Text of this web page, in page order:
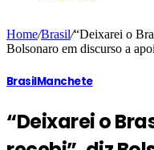
Home/Brasil/“Deixarei o
Bolsonaro em discurso a
BrasilManchete
“Deixarei o